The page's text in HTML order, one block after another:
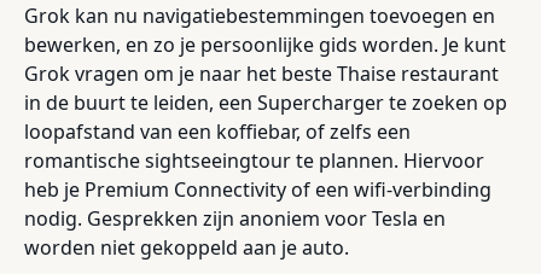
Grok kan nu navigatiebestemmingen toevoegen en
bewerken, en zo je persoonlijke gids worden. Je kunt
Grok vragen om je naar het beste Thaise restaurant
in de buurt te leiden, een Supercharger te zoeken op
loopafstand van een koffiebar, of zelfs een
romantische sightseeingtour te plannen. Hiervoor
heb je Premium Connectivity of een wifi-verbinding
nodig. Gesprekken zijn anoniem voor Tesla en
worden niet gekoppeld aan je auto.